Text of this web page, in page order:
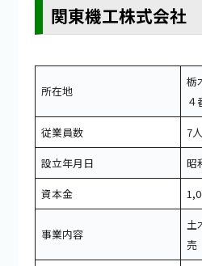
関東機工株式会社
所在地
栃
４
従業員数
7人
設立年月日
昭
資本金
事業内容
土
売